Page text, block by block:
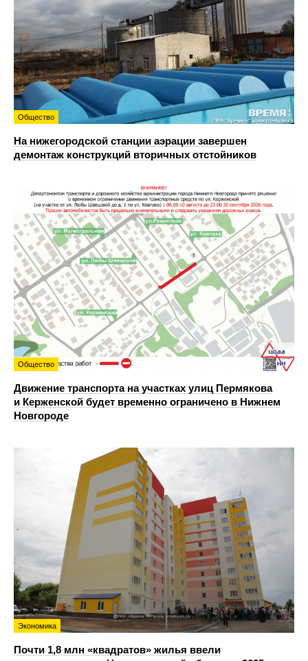
Общество
На нижегородской станции аэрации завершен
демонтаж конструкций вторичных отстойников
Общество
Движение транспорта на участках улиц Пермякова
и Керженской будет временно ограничено в Нижнем
Новгороде
Экономика
Почти 1,8 млн «квадратов» жилья ввели